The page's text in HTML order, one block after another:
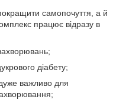
самопочуття, а й
працює відразу в
діабету;
важливо для